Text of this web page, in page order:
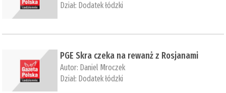
Dział: Dodatek łódzki
​PGE Skra czeka na rewanż z Rosjanami
Autor: Daniel Mroczek
Dział: Dodatek łódzki